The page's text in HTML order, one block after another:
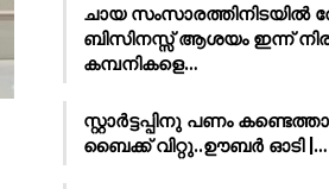
ചായ സംസാരത്തിനിടയിൽ
ബിസിനസ്സ് ആശയം ഇന്ന്
കമ്പനികളെ…
സ്റ്റാർട്ടപ്പിനു പണം
ബൈക്ക് വിറ്റു..ഊബർ ഓടി |…